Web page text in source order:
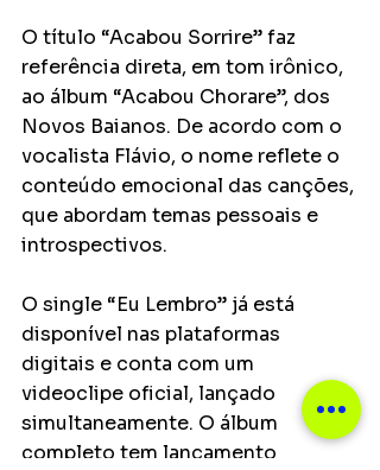
O título “Acabou Sorrire” faz
referência direta, em tom irônico,
ao álbum “Acabou Chorare”, dos
Novos Baianos. De acordo com o
vocalista Flávio, o nome reflete o
conteúdo emocional das canções,
que abordam temas pessoais e
introspectivos.
O single “Eu Lembro” já está
disponível nas plataformas
digitais e conta com um
videoclipe oficial, lançado
simultaneamente. O álbum
completo tem lançamento